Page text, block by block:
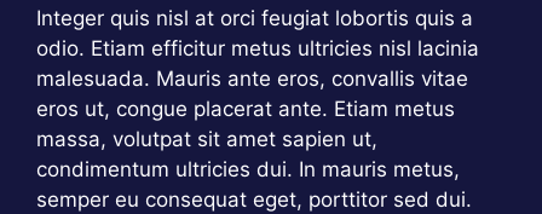
Integer quis nisl at orci feugiat lobortis quis a
odio. Etiam efficitur metus ultricies nisl lacinia
malesuada. Mauris ante eros, convallis vitae
eros ut, congue placerat ante. Etiam metus
massa, volutpat sit amet sapien ut,
condimentum ultricies dui. In mauris metus,
semper eu consequat eget, porttitor sed dui.